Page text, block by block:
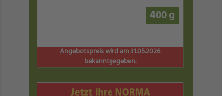
400 g
Angebotspreis wird am 31.05.2026
bekanntgegeben.